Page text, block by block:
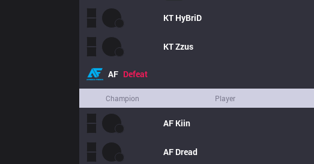
KT HyBriD
KTZzus
AF Defeat
Champion Player
AF Kiin
AF Dread